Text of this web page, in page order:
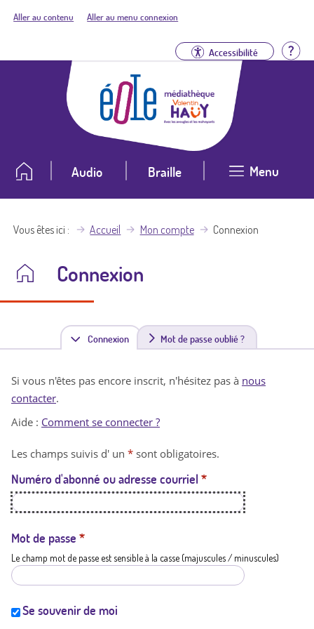
Aller au contenu Aller au menu connexion
Accessibilité
Audio Braille Menu
Vous êtes ici Accueil Mon compte Connexion
Connexion
Connexion(
n
t
a
t
i
Mot de passe oublié ?
Si vous n'êtes pas encore inscrit, n'hésitez pas à nous
contacter.
Aide : Comment se connecter ?
Les champs suivis d' un * sont obligatoires.
Numéro d'abonné ou adresse courriel *
Mot de passe *
Le champ mot de passe est sensible à la casse (majuscules / minuscules)
Se souvenir de moi